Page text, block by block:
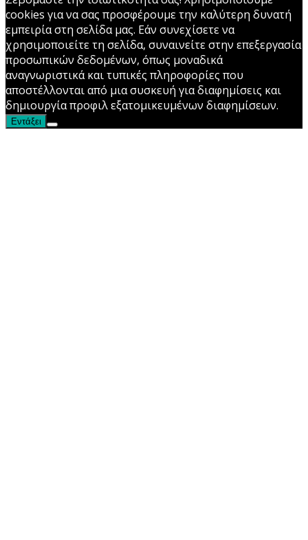
cookies για να σας προσφέρουμε την καλύτερη δυνατή
εμπειρία στη σελίδα μας. Εάν συνεχίσετε να
χρησιμοποιείτε τη σελίδα, συναινείτε στην επεξεργασία
προσωπικών δεδομένων, όπως μοναδικά
αναγνωριστικά και τυπικές πληροφορίες που
αποστέλλονται από μια συσκευή για διαφημίσεις και
δημιουργία προφιλ εξατομικευμένων διαφημίσεων.
Εντάξει